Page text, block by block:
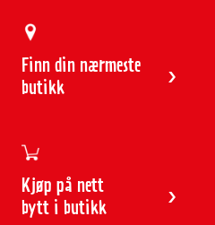
Finn din nærmeste
butikk
Kjøp på nett
bytt i butikk